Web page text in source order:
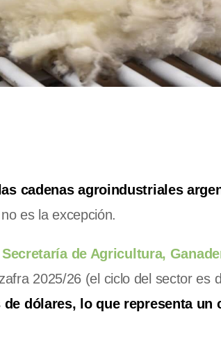
cadenas agroindustriales
es la excepción.
Secretaría de Agricultura,
2025/26 (el ciclo del sector es
dólares, lo que representa un